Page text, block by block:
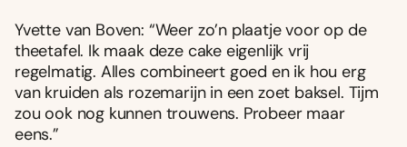
Yvette van Boven: “Weer zo’n plaatje voor op de
theetafel. Ik maak deze cake eigenlijk vrij
regelmatig. Alles combineert goed en ik hou erg
van kruiden als rozemarijn in een zoet baksel. Tijm
zou ook nog kunnen trouwens. Probeer maar
eens.”